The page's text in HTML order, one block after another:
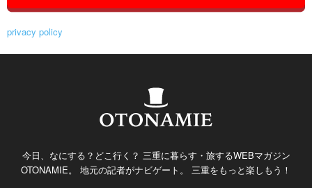
privacy policy
今日、なにする？どこ行く？ 三重に暮らす・旅するWEBマガジン
OTONAMIE。 地元の記者がナビゲート。 三重をもっと楽しもう！